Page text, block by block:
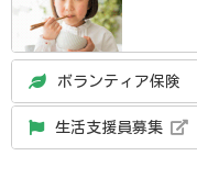
ボランティア保険
生活支援員募集